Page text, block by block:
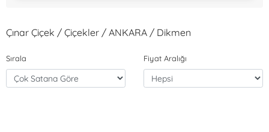
Çınar Çiçek / Çiçekler / ANKARA / Dikmen
Sırala Fiyat Aralığı